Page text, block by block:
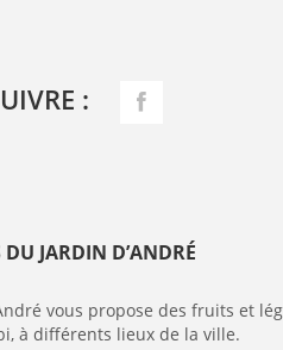
:
JARDIN D’ANDRÉ
vous propose des fruits et
à différents lieux de la ville.